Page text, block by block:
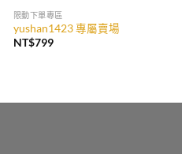
限動下單專區
yushan1423 專屬賣場
NT$799